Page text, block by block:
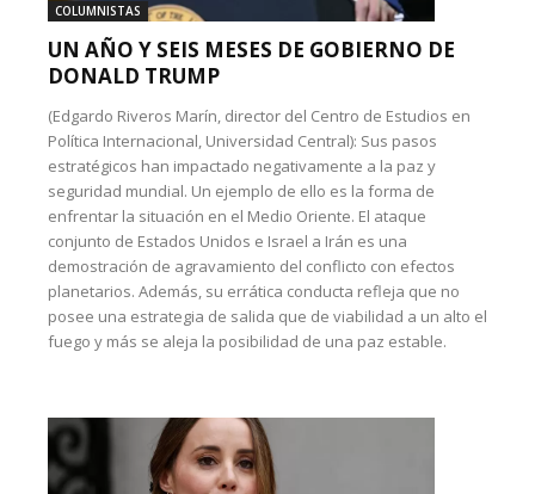
COLUMNISTAS
UN AÑO Y SEIS MESES DE GOBIERNO DE
DONALD TRUMP
(Edgardo Riveros Marín, director del Centro de Estudios en
Política Internacional, Universidad Central): Sus pasos
estratégicos han impactado negativamente a la paz y
seguridad mundial. Un ejemplo de ello es la forma de
enfrentar la situación en el Medio Oriente. El ataque
conjunto de Estados Unidos e Israel a Irán es una
demostración de agravamiento del conflicto con efectos
planetarios. Además, su errática conducta refleja que no
posee una estrategia de salida que de viabilidad a un alto el
fuego y más se aleja la posibilidad de una paz estable.